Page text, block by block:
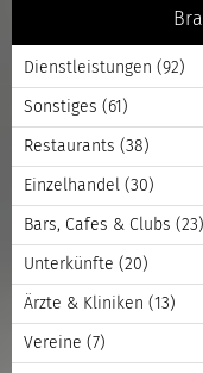
Dienstleistungen (92)
Sonstiges (61)
Restaurants (38)
Einzelhandel (30)
Bars, Cafes & Clubs (23)
Unterkünfte (20)
Ärzte & Kliniken (13)
Vereine (7)